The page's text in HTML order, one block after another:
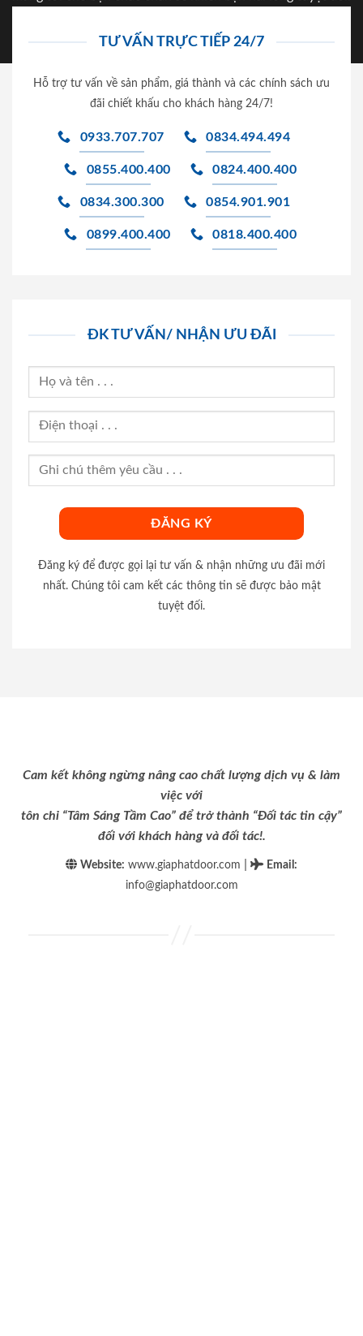
TƯ VẤN TRỰC TIẾP 24/7
Hỗ trợ tư vấn về sản phẩm, giá thành và các chính sách ưu
đãi chiết khấu cho khách hàng 24/7!
0933.707.707 0834.494.494
0855.400.400 0824.400.400
0834.300.300 0854.901.901
0899.400.400 0818.400.400
ĐK TƯ VẤN/ NHẬN ƯU ĐÃI
Đăng ký để được gọi lại tư vấn & nhận những ưu đãi mới
nhất. Chúng tôi cam kết các thông tin sẽ được bảo mật
tuyệt đối.
Cam kết không ngừng nâng cao chất lượng dịch vụ & làm
việc với
tôn chỉ “Tâm Sáng Tầm Cao” để trở thành “Đối tác tin cậy”
đối với khách hàng và đối tác!.
Website: www.giaphatdoor.com Email :
info@giaphatdoor.com